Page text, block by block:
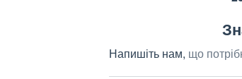
Напишіть нам, що